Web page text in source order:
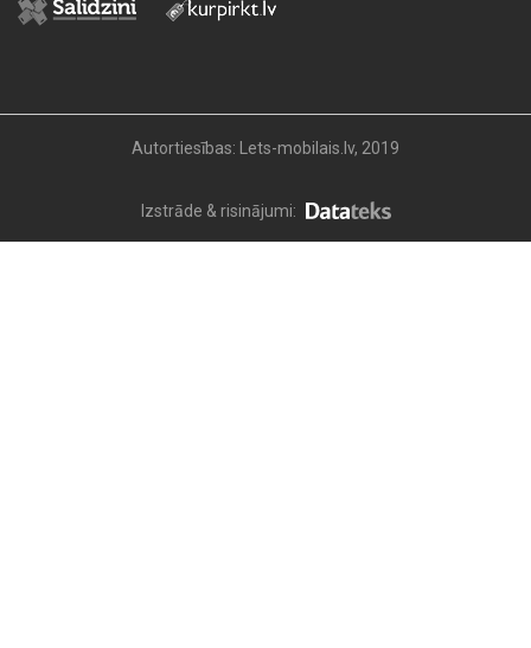
Autortiesības: Lets-mobilais.lv, 2019
Izstrāde & risinājumi: